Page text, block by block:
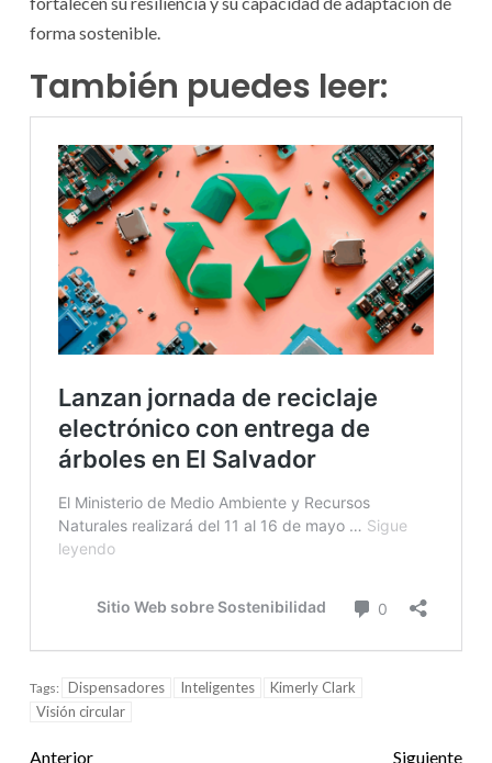
forma sostenible.
También puedes leer:
Tags: Dispensadores Inteligentes
Kimerly Clark
Visión circular
Anterior
Siguiente